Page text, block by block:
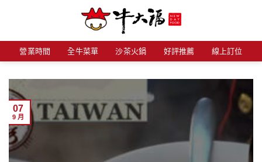
營業時間 全牛菜單 沙茶火鍋 好評推薦 線上訂位
07
9 月